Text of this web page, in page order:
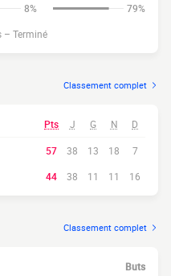
8%
79%
– Terminé
Classement complet
Pts J G N D
57 38 13 18
7
44 38 11 11 16
Classement complet
Buts